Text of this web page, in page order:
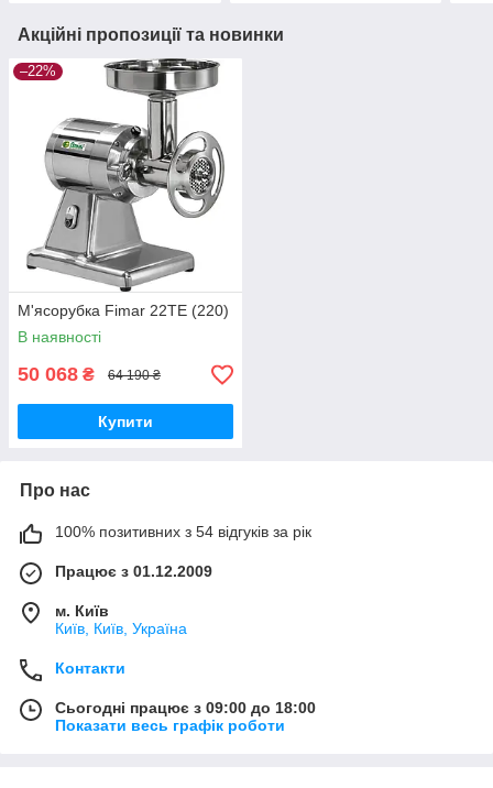
Акційні пропозиції та новинки
–22%
М'ясорубка Fimar 22TE (220)
В наявності
50 068 ₴ 64 190 ₴
Купити
Про нас
100% позитивних з 54 відгуків за рік
Працює з 01.12.2009
м. Київ
Київ, Київ, Україна
Контакти
Сьогодні працює з 09:00 до 18:00
Показати весь графік роботи